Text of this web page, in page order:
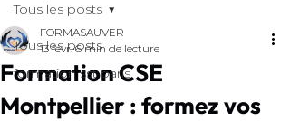
Tous les posts
formation sst paris
Tous les posts
Formation CSE
Montpellier : formez vos
FORMASAUVER
13 févr. 6 min de lecture